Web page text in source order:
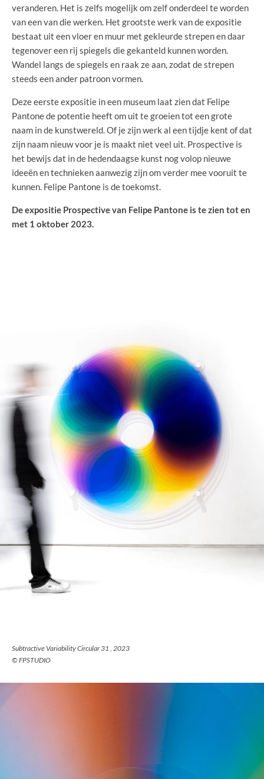
veranderen. Het is zelfs mogelijk om zelf onderdeel te worden
van een van die werken. Het grootste werk van de expositie
bestaat uit een vloer en muur met gekleurde strepen en daar
tegenover een rij spiegels die gekanteld kunnen worden.
Wandel langs de spiegels en raak ze aan, zodat de strepen
steeds een ander patroon vormen.
Deze eerste expositie in een museum laat zien dat Felipe
Pantone de potentie heeft om uit te groeien tot een grote
naam in de kunstwereld. Of je zijn werk al een tijdje kent of dat
zijn naam nieuw voor je is maakt niet veel uit. Prospective is
het bewijs dat in de hedendaagse kunst nog volop nieuwe
ideeën en technieken aanwezig zijn om verder mee vooruit te
kunnen. Felipe Pantone is de toekomst.
De expositie Prospective van Felipe Pantone is te zien tot en
met 1 oktober 2023.
Subtractive Variability Circular 31 , 2023
© FPSTUDIO